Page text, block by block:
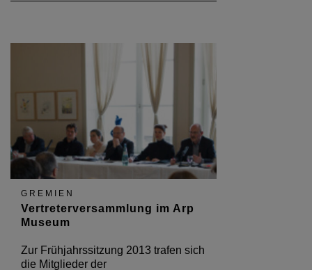
GREMIEN
Vertreterversammlung im Arp
Museum
Zur Frühjahrssitzung 2013 trafen sich
die Mitglieder der